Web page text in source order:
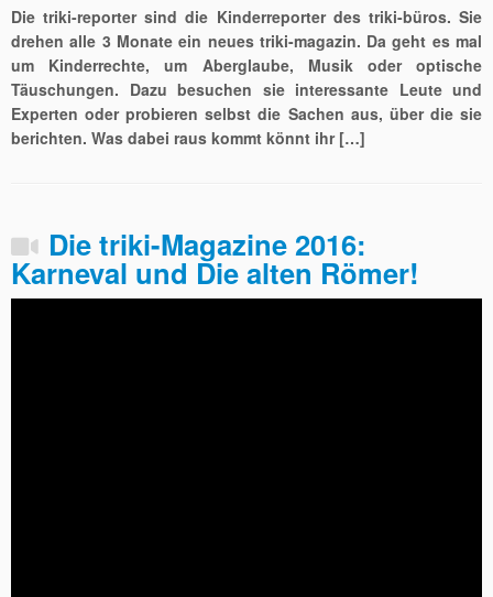
Die triki-reporter sind die Kinderreporter des triki-büros. Sie
drehen alle 3 Monate ein neues triki-magazin. Da geht es mal
um Kinderrechte, um Aberglaube, Musik oder optische
Täuschungen. Dazu besuchen sie interessante Leute und
Experten oder probieren selbst die Sachen aus, über die sie
berichten. Was dabei raus kommt könnt ihr […]
Die triki-Magazine 2016:
Karneval und Die alten Römer!